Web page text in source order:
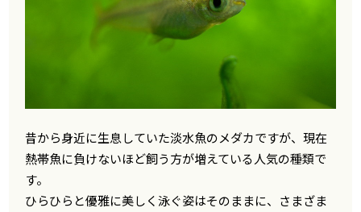
昔から身近に生息していた淡水魚のメダカですが、現在
熱帯魚に負けないほど飼う方が増えている人気の種類で
す。
ひらひらと優雅に美しく泳ぐ姿はそのままに、さまざま